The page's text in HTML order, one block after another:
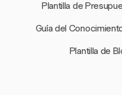
Plantilla de
Guía del
Plantilla de